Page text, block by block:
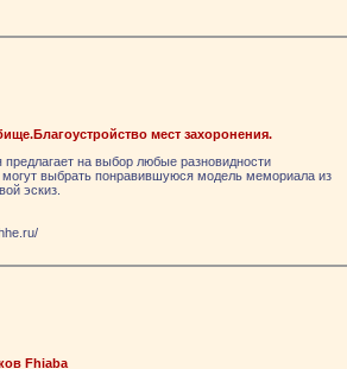
мест захоронения.
на выбор любые разновидности
выбрать понравившуюся модель мемориала из
эскиз.
Fhiaba